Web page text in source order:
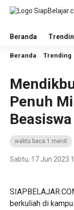
Beranda
Beranda Trending
Penuh
Beasiswa
waktu baca 1 menit
Sabtu, 17 Jun 2023
berkuliah di